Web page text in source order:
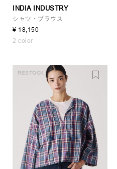
INDIA INDUSTRY
シャツ・ブラウス
¥ 18,150
2 color
RESTOCK